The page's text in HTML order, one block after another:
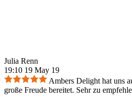
Julia Renn
19:10 19 May 19
Ambers Delight hat uns
große Freude bereitet. Sehr zu